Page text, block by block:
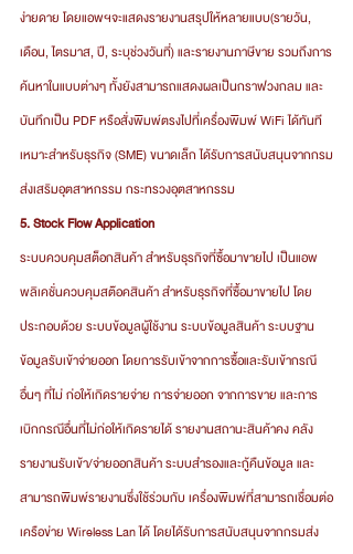
ง่ายดาย โดยแอพฯจะแสดงรายงานสรุปให้หลายแบบ(รายวัน,
เดือน, ไตรมาส, ปี, ระบุช่วงวันที่) และรายงานภาษีขาย รวมถึงการ
ค้นหาในแบบต่างๆ ทั้งยังสามารถแสดงผลเป็นกราฟวงกลม และ
บันทึกเป็น PDF หรือสั่งพิมพ์ตรงไปที่เครื่องพิมพ์ WiFi ได้ทันที
เหมาะสำหรับธุรกิจ (SME) ขนาดเล็ก ได้รับการสนับสนุนจากกรม
ส่งเสริมอุตสาหกรรม กระทรวงอุตสาหกรรม
5. Stock Flow Application
ระบบควบคุมสต็อกสินค้า สำหรับธุรกิจที่ซื้อมาขายไป เป็นแอพ
พลิเคชั่นควบคุมสต๊อคสินค้า สำหรับธุรกิจที่ซื้อมาขายไป โดย
ประกอบด้วย ระบบข้อมูลผู้ใช้งาน ระบบข้อมูลสินค้า ระบบฐาน
ข้อมูลรับเข้าจ่ายออก โดยการรับเข้าจากการซื้อและรับเข้ากรณี
อื่นๆ ที่ไม่ ก่อให้เกิดรายจ่าย การจ่ายออก จากการขาย และการ
เบิกกรณีอื่นที่ไม่ก่อให้เกิดรายได้ รายงานสถานะสินค้าคง คลัง
รายงานรับเข้า/จ่ายออกสินค้า ระบบสำรองและกู้คืนข้อมูล และ
สามารถพิมพ์รายงานซึ่งใช้ร่วมกับ เครื่องพิมพ์ที่สามารถเชื่อมต่อ
เครือข่าย Wireless Lan ได้ โดยได้รับการสนับสนุนจากกรมส่ง